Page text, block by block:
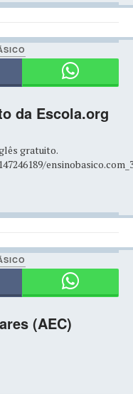
da Escola.org
gratuito.
(AEC)